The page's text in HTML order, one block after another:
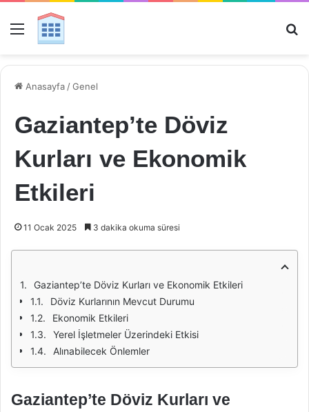
Menü
Anasayfa /Genel
Gaziantep’te Döviz
Kurları ve Ekonomik
Etkileri
11 Ocak 2025 3 dakika okuma süresi
Gaziantep’te Döviz Kurları ve Ekonomik Etkileri
Döviz Kurlarının Mevcut Durumu
Ekonomik Etkileri
Yerel İşletmeler Üzerindeki Etkisi
Alınabilecek Önlemler
Gaziantep’te Döviz Kurları ve